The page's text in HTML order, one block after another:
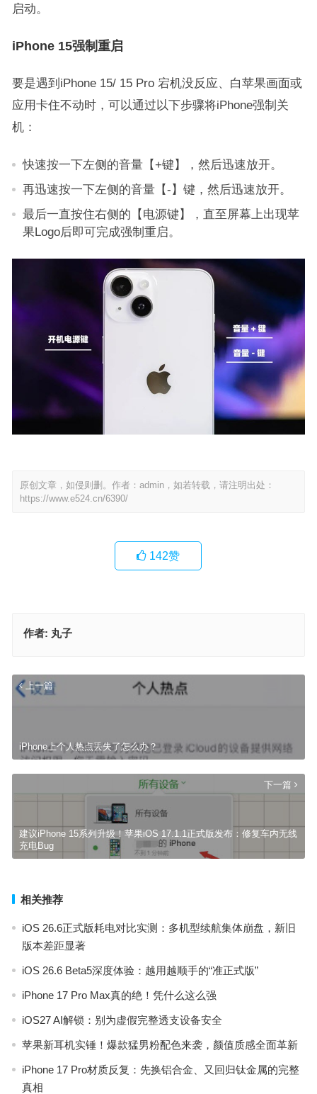
启动。
iPhone 15强制重启
要是遇到iPhone 15/ 15 Pro 宕机没反应、白苹果画面或
应用卡住不动时，可以通过以下步骤将iPhone强制关
机：
快速按一下左侧的音量【+键】，然后迅速放开。
再迅速按一下左侧的音量【-】键，然后迅速放开。
最后一直按住右侧的【电源键】，直至屏幕上出现苹
果Logo后即可完成强制重启。
原创文章，如侵则删。作者：admin，如若转载，请注明出处：
https://www.e524.cn/6390/
142赞
作者: 丸子
上一篇
iPhone上个人热点丢失了怎么办？
下一篇
建议iPhone 15系列升级！苹果iOS 17.1.1正式版发布：修复车内无线
充电Bug
相关推荐
iOS 26.6正式版耗电对比实测：多机型续航集体崩盘，新旧
版本差距显著
iOS 26.6 Beta5深度体验：越用越顺手的“准正式版”
iPhone 17 Pro Max真的绝！凭什么这么强
iOS27 AI解锁：别为虚假完整透支设备安全
苹果新耳机实锤！爆款猛男粉配色来袭，颜值质感全面革新
iPhone 17 Pro材质反复：先换铝合金、又回归钛金属的完整
真相